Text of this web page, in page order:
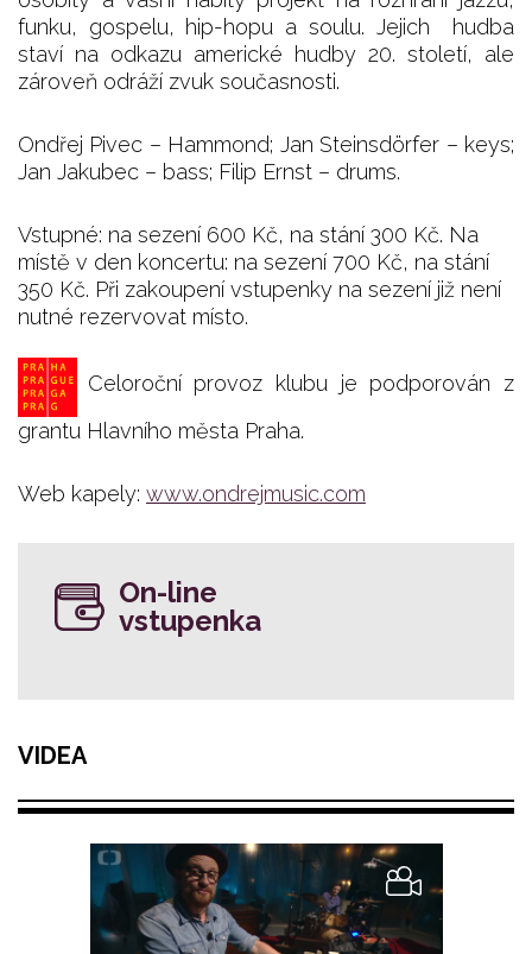
funku, gospelu, hip-hopu a soulu. Jejich hudba
staví na odkazu americké hudby 20. století, ale
zároveň odráží zvuk současnosti.
Ondřej Pivec – Hammond; Jan Steinsdörfer – keys;
Jan Jakubec – bass; Filip Ernst – drums.
Vstupné: na sezení 600 Kč, na stání 300 Kč. Na
místě v den koncertu: na sezení 700 Kč, na stání
350 Kč. Při zakoupení vstupenky na sezení již není
nutné rezervovat místo.
Celoroční provoz klubu je podporován z
grantu Hlavního města Praha.
Web kapely: www.ondrejmusic.com
On-line
vstupenka
VIDEA